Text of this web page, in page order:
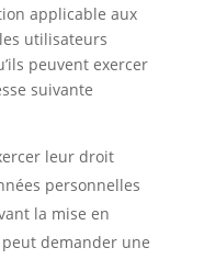
applicable aux
utilisateurs
peuvent exercer
suivante
leur droit
personnelles
la mise en
demander une